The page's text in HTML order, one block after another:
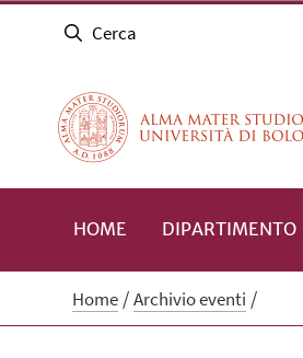
Cerca
HOME DIPARTIMENTO
Home Archivio eventi